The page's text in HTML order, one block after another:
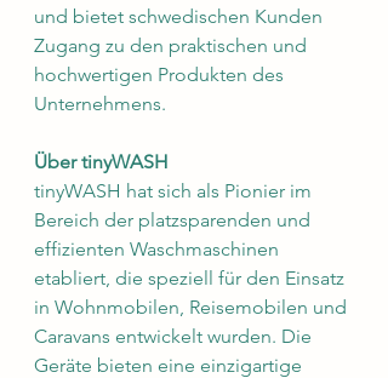
und bietet schwedischen Kunden
Zugang zu den praktischen und
hochwertigen Produkten des
Unternehmens.
Über tinyWASH
tinyWASH hat sich als Pionier im
Bereich der platzsparenden und
effizienten Waschmaschinen
etabliert, die speziell für den Einsatz
in Wohnmobilen, Reisemobilen und
Caravans entwickelt wurden. Die
Geräte bieten eine einzigartige